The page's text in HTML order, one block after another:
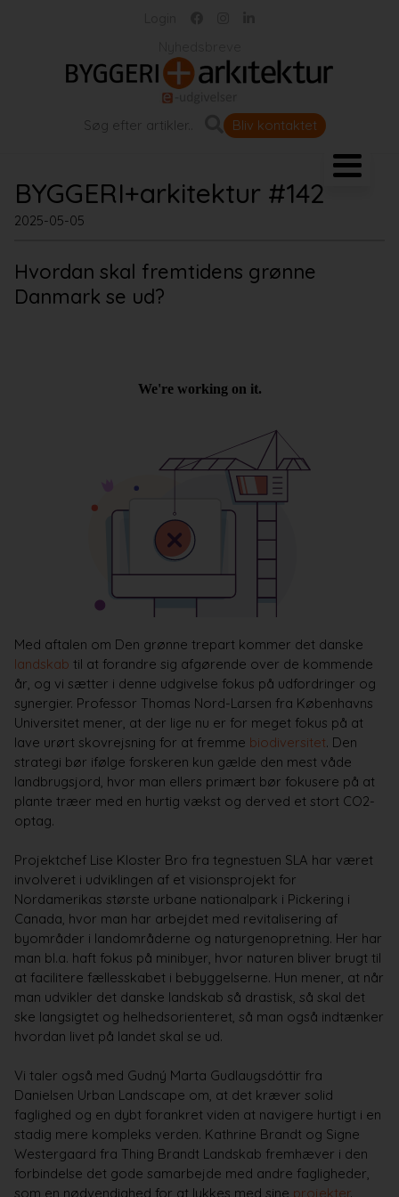
Bliv kontaktet
Landskab og byrum
Bygningen
Projekter
Portrætter
BYGGERI+arkitektur #142
2025-05-05
Hvordan skal fremtidens grønne
Danmark se ud?
Med aftalen om Den grønne trepart kommer det danske
landskab til at forandre sig afgørende over de kommende
år, og vi sætter i denne udgivelse fokus på udfordringer og
synergier. Professor Thomas Nord-Larsen fra Københavns
Universitet mener, at der lige nu er for meget fokus på at
lave urørt skovrejsning for at fremme biodiversitet. Den
strategi bør ifølge forskeren kun gælde den mest våde
landbrugsjord, hvor man ellers primært bør fokusere på at
plante træer med en hurtig vækst og derved et stort CO2-
optag.
Projektchef Lise Kloster Bro fra tegnestuen SLA har været
involveret i udviklingen af et visionsprojekt for
Nordamerikas største urbane nationalpark i Pickering i
Canada, hvor man har arbejdet med revitalisering af
byområder i landområderne og naturgenopretning. Her har
man bl.a. haft fokus på minibyer, hvor naturen bliver brugt til
at facilitere fællesskabet i bebyggelserne. Hun mener, at når
man udvikler det danske landskab så drastisk, så skal det
ske langsigtet og helhedsorienteret, så man også indtænker
hvordan livet på landet skal se ud.
Vi taler også med Gudný Marta Gudlaugsdóttir fra
Danielsen Urban Landscape om, at det kræver solid
faglighed og en dybt forankret viden at navigere hurtigt i en
stadig mere kompleks verden. Kathrine Brandt og Signe
Westergaard fra Thing Brandt Landskab fremhæver i den
forbindelse det gode samarbejde med andre fagligheder,
som en nødvendighed for at lykkes med sine projekter.